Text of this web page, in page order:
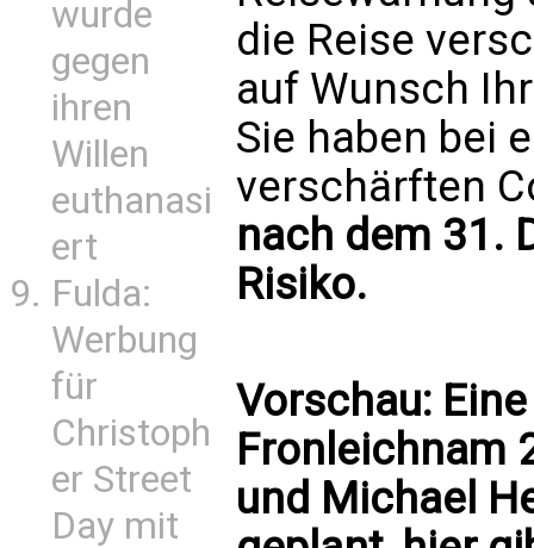
wurde
gegen
ihren
Willen
euthanasi
ert
Fulda:
Werbung
für
Christoph
er Street
Day mit
die Reise
auf Wunsch
Sie haben bei
verschärften
nach dem 31.
Risiko.
Vorschau:
Fronleichnam
und Michael